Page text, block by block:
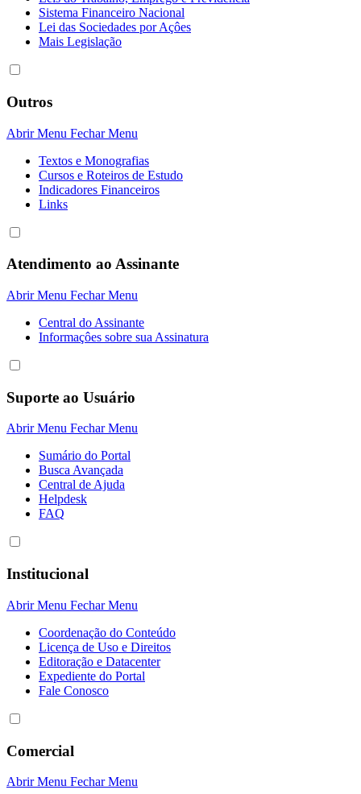
Sistema Financeiro Nacional
Lei das Sociedades por Açôes
Mais Legislação
Outros
Abrir Menu Fechar Menu
Textos e Monografias
Cursos e Roteiros de Estudo
Indicadores Financeiros
Links
Atendimento ao Assinante
Abrir Menu Fechar Menu
Central do Assinante
Informaçôes sobre sua Assinatura
Suporte ao Usuário
Abrir Menu Fechar Menu
Sumário do Portal
Busca Avançada
Central de Ajuda
Helpdesk
FAQ
Institucional
Abrir Menu Fechar Menu
Coordenação do Conteúdo
Licença de Uso e Direitos
Editoração e Datacenter
Expediente do Portal
Fale Conosco
Comercial
Abrir Menu Fechar Menu